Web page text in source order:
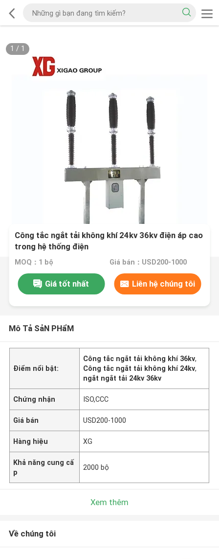
1 / 1
Công tắc ngắt tải không khí 24kv 36kv điện áp cao
trong hệ thống điện
MOQ：1 bộ Giá bán：USD200-1000
Giá tốt nhất Liên hệ chúng tôi
Mô Tả SảN PHẩM
Điểm nổi bật:
Công tắc ngắt tải không khí 36kv,
Công tắc ngắt tải không khí 24kv,
ngắt ngắt tải 24kv 36kv
Chứng nhận ISO,CCC
Giá bán USD200-1000
Hàng hiệu XG
Khả năng cung cấ
p
2000 bộ
Xem thêm
Về chúng tôi